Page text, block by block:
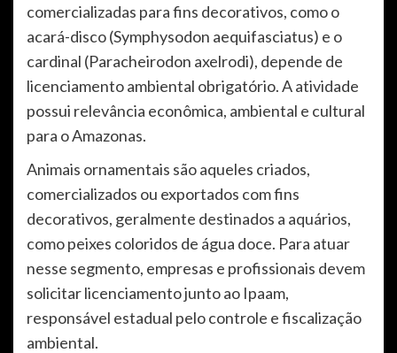
comercializadas para fins decorativos, como o
acará-disco (Symphysodon aequifasciatus) e o
cardinal (Paracheirodon axelrodi), depende de
licenciamento ambiental obrigatório. A atividade
possui relevância econômica, ambiental e cultural
para o Amazonas.
Animais ornamentais são aqueles criados,
comercializados ou exportados com fins
decorativos, geralmente destinados a aquários,
como peixes coloridos de água doce. Para atuar
nesse segmento, empresas e profissionais devem
solicitar licenciamento junto ao Ipaam,
responsável estadual pelo controle e fiscalização
ambiental.